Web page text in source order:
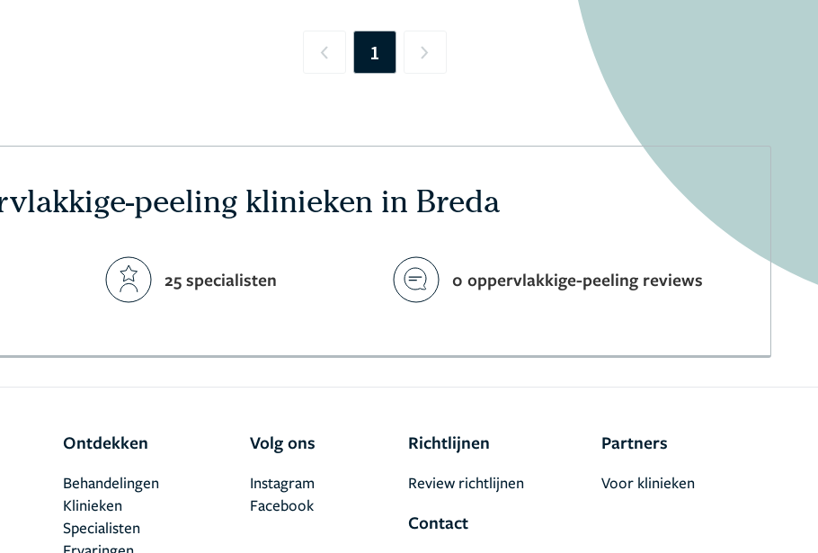
Previous
1 Next
peeling klinieken in Breda
25 specialisten 0 oppervlakkige-peeling reviews
Ontdekken
Behandelingen
Klinieken
Specialisten
Volg ons
Facebook
Instagram
Richtlijnen
Review richtlijnen
Contact
Partners
Voor klinieken